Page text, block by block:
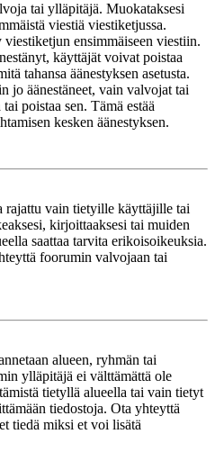
tai ylläpitäjä. Muokataksesi
viestiä viestiketjussa.
ensimmäiseen viestiin.
käyttäjät voivat poistaa
tahansa äänestyksen asetusta.
jo äänestäneet, vain valvojat tai
poistaa sen. Tämä estää
kesken äänestyksen.
rajattu vain tietyille käyttäjille tai
kirjoittaaksesi tai muiden
saattaa tarvita erikoisoikeuksia.
foorumin valvojaan tai
alueen, ryhmän tai
ylläpitäjä ei välttämättä ole
tietyllä alueella tai vain tietyt
tiedostoja. Ota yhteyttä
tiedä miksi et voi lisätä